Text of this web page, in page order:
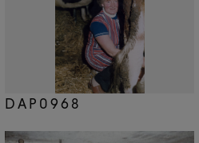
DAP0968